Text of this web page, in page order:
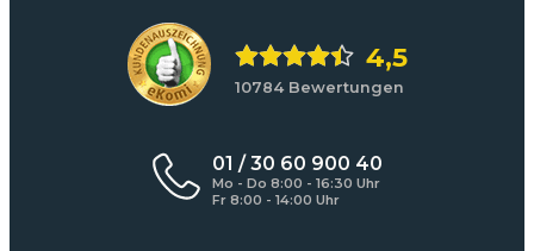
4,5
10784 Bewertungen
01 / 30 60 900 40
Mo - Do 8:00 - 16:30 Uhr
Fr 8:00 - 14:00 Uhr